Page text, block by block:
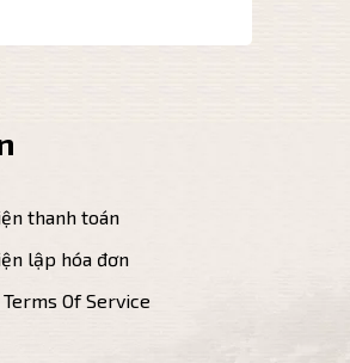
thanh toán
lập hóa đơn
Of Service